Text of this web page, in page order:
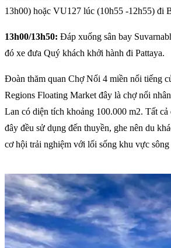
13h00) hoặc VU127 lúc (10h55 -12h55) đi
13h00/13h50: Đáp xuống sân bay
đó xe đưa Quý khách khởi hành đi Pattaya.
Đoàn thăm quan Chợ Nổi 4 miền nổi tiếng
Regions Floating Market đây là chợ nổi
Lan có diện tích khoảng 100.000 m2. Tất cả
đây đều sử dụng đến thuyền, ghe nên du
cơ hội trải nghiệm với lối sống khu vực